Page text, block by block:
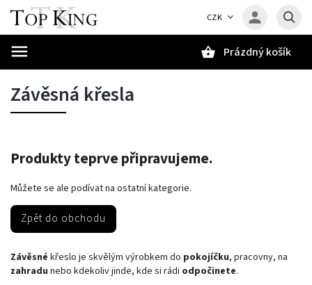
CZK
Prázdný košík
Závěsná křesla
Produkty teprve připravujeme.
Můžete se ale podívat na ostatní kategorie.
Zpět do obchodu
Závěsné křeslo je skvělým výrobkem do pokojíčku, pracovny, na
zahradu nebo kdekoliv jinde, kde si rádi odpočinete.